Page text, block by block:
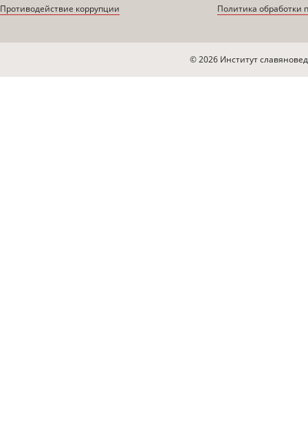
Противодействие коррупции
Политика обработки
© 2026 Институт